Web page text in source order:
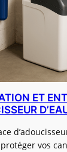
ET
vos